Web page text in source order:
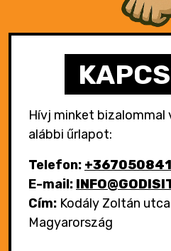
Hívj minket bizalommal
alábbi űrlapot:
Telefon:
E-mail:
Cím: Kodály Zoltán utca
Magyarország